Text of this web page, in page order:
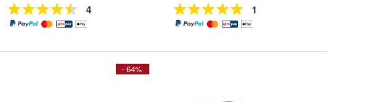
4 1
- 64%